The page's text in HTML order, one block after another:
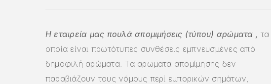
Η εταιρεία μας πουλά απομιμήσεις (τύπου) αρώματα , τα
οποία είναι πρωτότυπες συνθέσεις εμπνευσμένες από
δημοφιλή αρώματα. Τα αρωματα απομίμησης δεν
παραβιάζουν τους νόμους περί εμπορικών σημάτων,